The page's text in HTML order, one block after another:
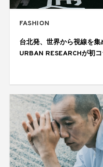
FASHION
台北発、世界から視線を
URBAN RESEARCHが初